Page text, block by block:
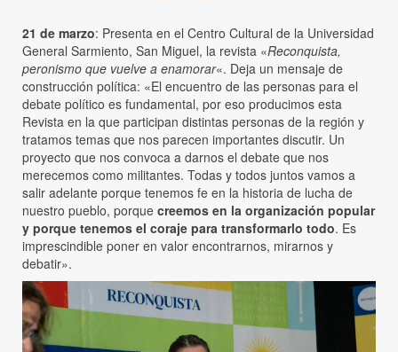
21 de marzo: Presenta en el Centro Cultural de la Universidad
General Sarmiento, San Miguel, la revista «Reconquista,
peronismo que vuelve a enamorar«. Deja un mensaje de
construcción política: «El encuentro de las personas para el
debate político es fundamental, por eso producimos esta
Revista en la que participan distintas personas de la región y
tratamos temas que nos parecen importantes discutir. Un
proyecto que nos convoca a darnos el debate que nos
merecemos como militantes. Todas y todos juntos vamos a
salir adelante porque tenemos fe en la historia de lucha de
nuestro pueblo, porque creemos en la organización popular
y porque tenemos el coraje para transformarlo todo. Es
imprescindible poner en valor encontrarnos, mirarnos y
debatir».